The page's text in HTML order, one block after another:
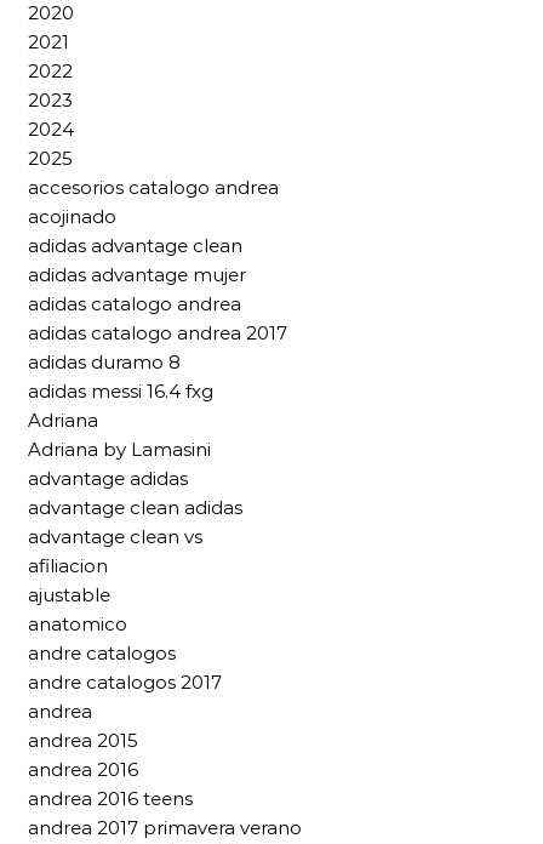
2020
2021
2022
2023
2024
2025
accesorios catalogo andrea
acojinado
adidas advantage clean
adidas advantage mujer
adidas catalogo andrea
adidas catalogo andrea 2017
adidas duramo 8
adidas messi 16.4 fxg
Adriana
Adriana by Lamasini
advantage adidas
advantage clean adidas
advantage clean vs
afiliacion
ajustable
anatomico
andre catalogos
andre catalogos 2017
andrea
andrea 2015
andrea 2016
andrea 2016 teens
andrea 2017 primavera verano